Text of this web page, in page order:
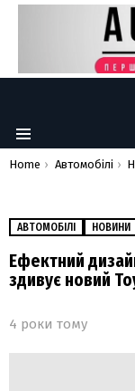
Menu
You are here:
Home Автомобілі
АВТОМОБІЛІ НОВИНИ
Ефектний
здивує новий
4 роки тому